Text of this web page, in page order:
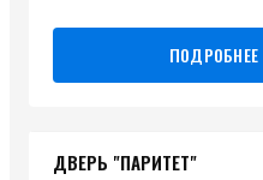
ПОДРОБНЕЕ
ДВЕРЬ "ПАРИТЕТ"